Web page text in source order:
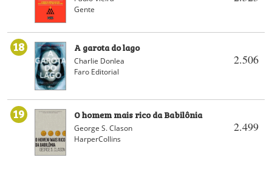
Gente
18
2.506
A garota do lago
Charlie Donlea
Faro Editorial
19
2.499
O homem mais rico da Babilônia
George S. Clason
HarperCollins